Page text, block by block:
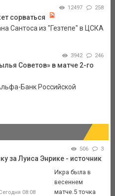
12497 258
сорваться
Сантоса из "Гезтепе" в ЦСКА
3942 246
Советов» в матче 2-го
Банк Российской
506 3
за Луиса Энрике - источник
08:08
Икра была в
весеннем
матче.5 точка